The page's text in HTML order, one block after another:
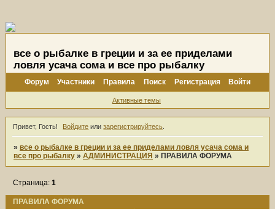
все о рыбалке в греции и за ее приделами
ловля усача сома и все про рыбалку
Форум Участники Правила Поиск Регистрация Войти
Активные темы
Привет, Гость! Войдите илизарегистрируйтесь
»все о рыбалке в греции и за ее приделами ловля усача сома и
все про рыбалку »АДМИНИСТРАЦИЯ » ПРАВИЛА ФОРУМА
ПРАВИЛА ФОРУМА
Страница:1